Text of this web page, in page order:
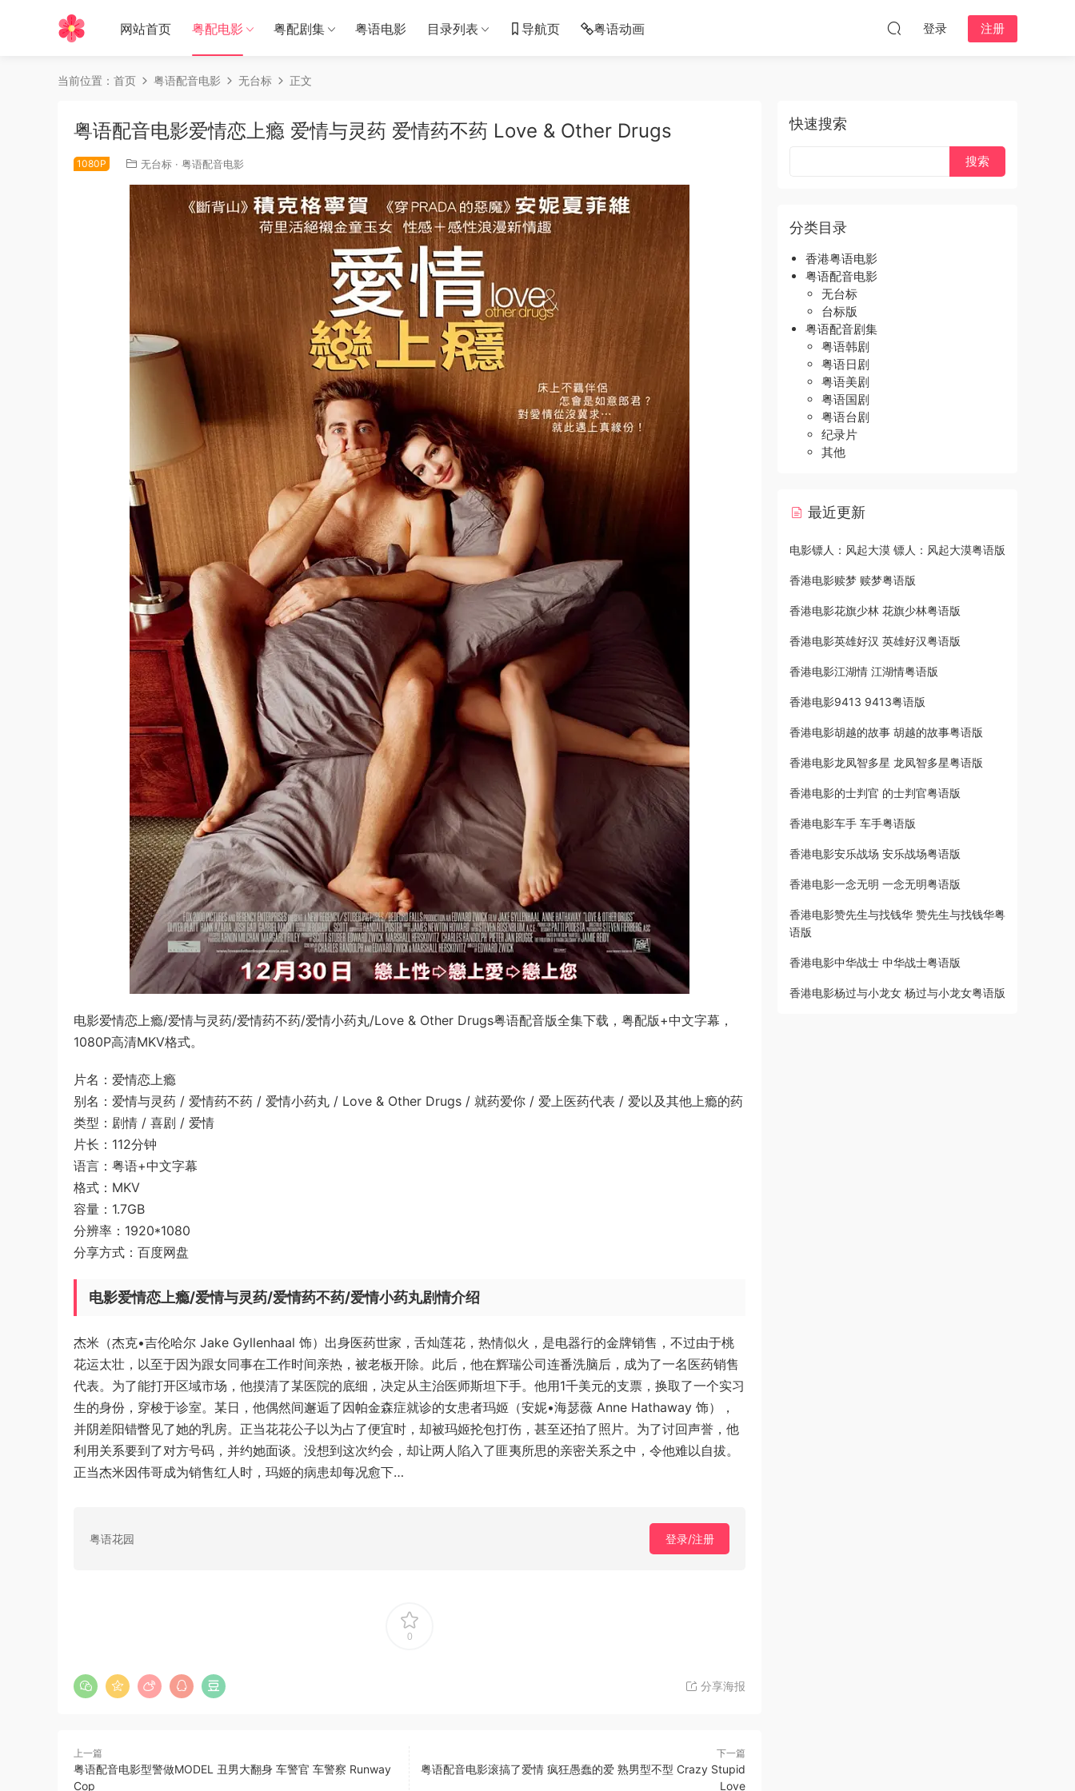
网站首页 粤配电影 粤配剧集 粤语电影 目录列表 导航页 粤语动画 登录 注册
当前位置： 首页 粤语配音电影 无台标 正文
粤语配音电影爱情恋上瘾 爱情与灵药 爱情药不药 Love & Other Drugs
1080P 无台标 · 粤语配音电影
电影爱情恋上瘾/爱情与灵药/爱情药不药/爱情小药丸/Love & Other Drugs粤语配音版全集下载，粤配版+中文字幕，
1080P高清MKV格式。
片名：爱情恋上瘾
别名：爱情与灵药 / 爱情药不药 / 爱情小药丸 / Love & Other Drugs / 就药爱你 / 爱上医药代表 / 爱以及其他上瘾的药
类型：剧情 / 喜剧 / 爱情
片长：112分钟
语言：粤语+中文字幕
格式：MKV
容量：1.7GB
分辨率：1920*1080
分享方式：百度网盘
电影爱情恋上瘾/爱情与灵药/爱情药不药/爱情小药丸剧情介绍
杰米（杰克•吉伦哈尔 Jake Gyllenhaal 饰）出身医药世家，舌灿莲花，热情似火，是电器行的金牌销售，不过由于桃
花运太壮，以至于因为跟女同事在工作时间亲热，被老板开除。此后，他在辉瑞公司连番洗脑后，成为了一名医药销售
代表。为了能打开区域市场，他摸清了某医院的底细，决定从主治医师斯坦下手。他用1千美元的支票，换取了一个实习
生的身份，穿梭于诊室。某日，他偶然间邂逅了因帕金森症就诊的女患者玛姬（安妮•海瑟薇 Anne Hathaway 饰），
并阴差阳错瞥见了她的乳房。正当花花公子以为占了便宜时，却被玛姬抡包打伤，甚至还拍了照片。为了讨回声誉，他
利用关系要到了对方号码，并约她面谈。没想到这次约会，却让两人陷入了匪夷所思的亲密关系之中，令他难以自拔。
正当杰米因伟哥成为销售红人时，玛姬的病患却每况愈下…
粤语花园 登录/注册
0
分享海报
上一篇
粤语配音电影型警做MODEL 丑男大翻身 车警官 车警察 Runway
Cop
下一篇
粤语配音电影滚搞了爱情 疯狂愚蠢的爱 熟男型不型 Crazy Stupid
Love
快速搜索
分类目录
香港粤语电影
粤语配音电影
无台标
台标版
粤语配音剧集
粤语韩剧
粤语日剧
粤语美剧
粤语国剧
粤语台剧
纪录片
其他
最近更新
电影镖人：风起大漠 镖人：风起大漠粤语版
香港电影赎梦 赎梦粤语版
香港电影花旗少林 花旗少林粤语版
香港电影英雄好汉 英雄好汉粤语版
香港电影江湖情 江湖情粤语版
香港电影9413 9413粤语版
香港电影胡越的故事 胡越的故事粤语版
香港电影龙凤智多星 龙凤智多星粤语版
香港电影的士判官 的士判官粤语版
香港电影车手 车手粤语版
香港电影安乐战场 安乐战场粤语版
香港电影一念无明 一念无明粤语版
香港电影赞先生与找钱华 赞先生与找钱华粤
语版
香港电影中华战士 中华战士粤语版
香港电影杨过与小龙女 杨过与小龙女粤语版